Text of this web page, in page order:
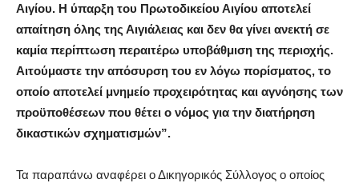
Αιγίου. Η ύπαρξη του Πρωτοδικείου Αιγίου αποτελεί
απαίτηση όλης της Αιγιάλειας και δεν θα γίνει ανεκτή σε
καμία περίπτωση περαιτέρω υποβάθμιση της περιοχής.
Αιτούμαστε την απόσυρση του εν λόγω πορίσματος, το
οποίο αποτελεί μνημείο προχειρότητας και αγνόησης των
προϋποθέσεων που θέτει ο νόμος για την διατήρηση
δικαστικών σχηματισμών”.
Τα παραπάνω αναφέρει ο Δικηγορικός Σύλλογος ο οποίος